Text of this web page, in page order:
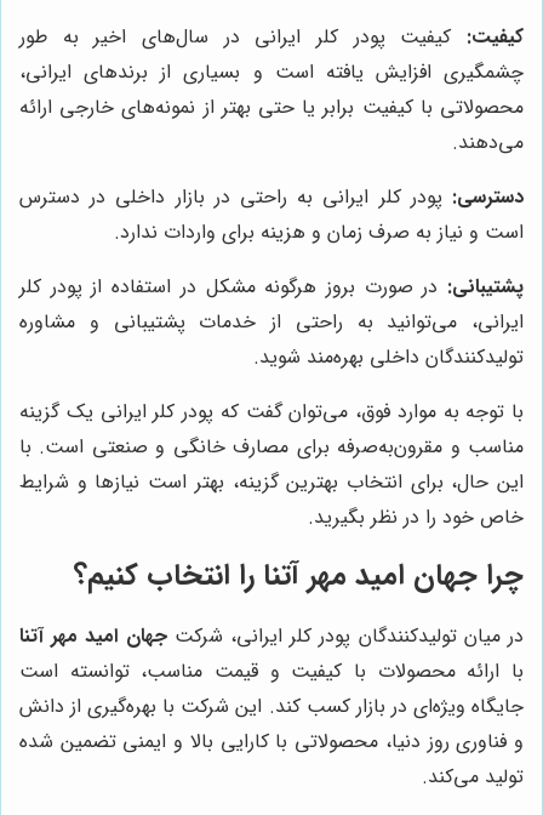
کیفیت: کیفیت پودر کلر ایرانی در سال‌های اخیر به طور
چشمگیری افزایش یافته است و بسیاری از برندهای ایرانی،
محصولاتی با کیفیت برابر یا حتی بهتر از نمونه‌های خارجی ارائه
می‌دهند.
دسترسی: پودر کلر ایرانی به راحتی در بازار داخلی در دسترس
است و نیاز به صرف زمان و هزینه برای واردات ندارد.
پشتیبانی: در صورت بروز هرگونه مشکل در استفاده از پودر کلر
ایرانی، می‌توانید به راحتی از خدمات پشتیبانی و مشاوره
تولیدکنندگان داخلی بهره‌مند شوید.
با توجه به موارد فوق، می‌توان گفت که پودر کلر ایرانی یک گزینه
مناسب و مقرون‌به‌صرفه برای مصارف خانگی و صنعتی است. با
این حال، برای انتخاب بهترین گزینه، بهتر است نیازها و شرایط
خاص خود را در نظر بگیرید.
چرا جهان امید مهر آتنا را انتخاب کنیم؟
در میان تولیدکنندگان پودر کلر ایرانی، شرکتجهان امید مهر آتنا
با ارائه محصولات با کیفیت و قیمت مناسب، توانسته است
جایگاه ویژه‌ای در بازار کسب کند. این شرکت با بهره‌گیری از دانش
و فناوری روز دنیا، محصولاتی با کارایی بالا و ایمنی تضمین شده
تولید می‌کند.